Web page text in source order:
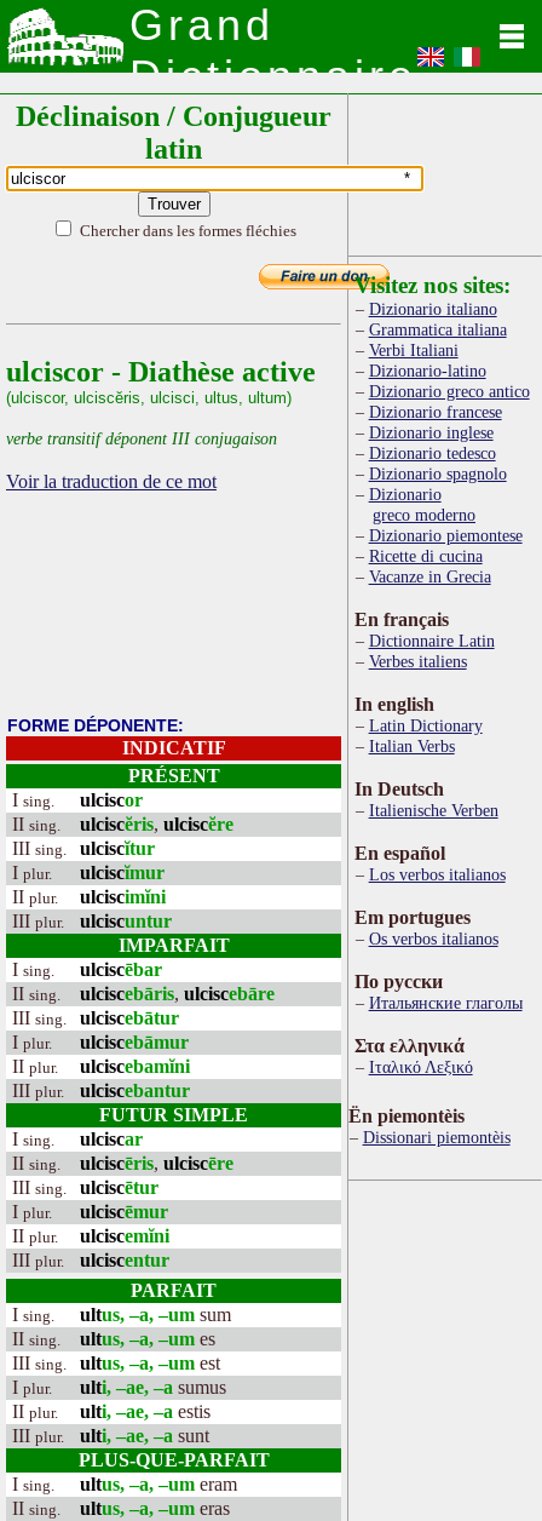
Grand
Dictionnaire
Latin
Déclinaison / Conjugueur
latin
Chercher dans les formes fléchies
ulciscor - Diathèse active
(ulciscor, ulciscĕris, ulcisci, ultus, ultum)
verbe transitif déponent III conjugaison
Voir la traduction de ce mot
FORME DÉPONENTE:
INDICATIF
PRÉSENT
I sing. ulciscor
II sing. ulciscĕris, ulciscĕre
III sing. ulciscĭtur
I plur. ulciscĭmur
II plur. ulciscimĭni
III plur. ulciscuntur
IMPARFAIT
I sing. ulciscēbar
II sing. ulciscebāris, ulciscebāre
III sing. ulciscebātur
I plur. ulciscebāmur
II plur. ulciscebamĭni
III plur. ulciscebantur
FUTUR SIMPLE
I sing. ulciscar
II sing. ulciscēris, ulciscēre
III sing. ulciscētur
I plur. ulciscēmur
II plur. ulciscemĭni
III plur. ulciscentur
PARFAIT
I sing. ultus, –a, –um sum
II sing. ultus, –a, –um es
III sing. ultus, –a, –um est
I plur. ulti, –ae, –a sumus
II plur. ulti, –ae, –a estis
III plur. ulti, –ae, –a sunt
PLUS-QUE-PARFAIT
I sing. ultus, –a, –um eram
II sing. ultus, –a, –um eras
Visitez nos sites:
Dizionario italiano
Grammatica italiana
Verbi Italiani
Dizionario-latino
Dizionario greco antico
Dizionario francese
Dizionario inglese
Dizionario tedesco
Dizionario spagnolo
Dizionario
greco moderno
Dizionario piemontese
Ricette di cucina
Vacanze in Grecia
En français
Dictionnaire Latin
Verbes italiens
In english
Latin Dictionary
Italian Verbs
In Deutsch
Italienische Verben
En español
Los verbos italianos
Em portugues
Os verbos italianos
По русски
Итальянские глаголы
Στα ελληνικά
Ιταλικό Λεξικό
Ën piemontèis
Dissionari piemontèis